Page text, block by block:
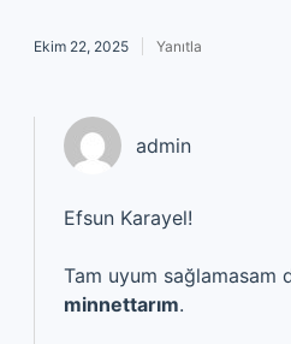
Ekim 22, 2025 Yanıtla
admin
Efsun Karayel!
Tam uyum sağlamasam
minnettarım.